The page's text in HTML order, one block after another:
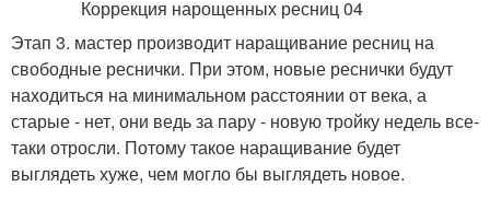
Этап 3. мастер производит наращивание ресниц на
свободные реснички. При этом, новые реснички будут
находиться на минимальном расстоянии от века, а
старые - нет, они ведь за пару - новую тройку недель все-
таки отросли. Потому такое наращивание будет
выглядеть хуже, чем могло бы выглядеть новое.